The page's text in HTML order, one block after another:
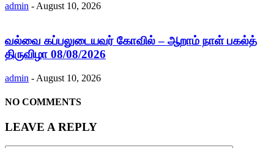
admin - August 10, 2026
வல்வை கப்பலுடையவர் கோவில் – ஆறாம் நாள் பகல்த்
திருவிழா 08/08/2026
admin - August 10, 2026
NO COMMENTS
LEAVE A REPLY